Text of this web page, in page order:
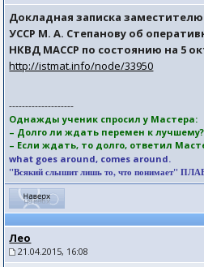
Докладная записка
УССР М. А. Степанову об
НКВД МАССР по состоянию на 5
http://istmat.info/node/33950
--------------------
Однажды ученик спросил у Мастера:
– Долго ли ждать перемен к лучшему?
– Если ждать, то долго, ответил
what goes around, comes around.
"Всякий слышит лишь то, что понимает"
Лео
21.04.2015, 16:08